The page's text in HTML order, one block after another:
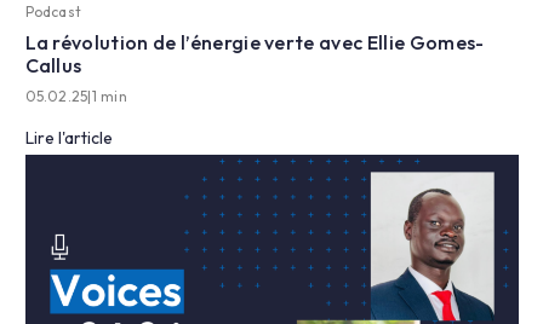
Podcast
La révolution de l’énergie verte avec Ellie Gomes-
Callus
05.02.25|1 min
Lire l'article